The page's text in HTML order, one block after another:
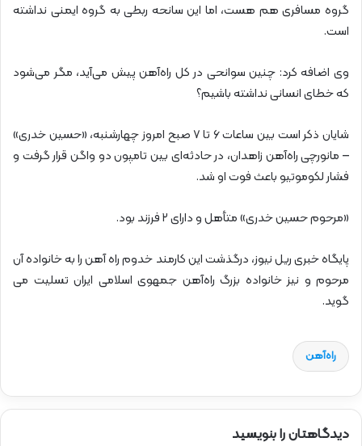
گروه مسافری هم هست، اما این سانحه ربطی به گروه ایمنی نداشته
است.
وی اضافه کرد: چنین سوانحی در کل راه‌آهن پیش می‌آید، مگر می‌شود
که خطای انسانی نداشته باشیم؟
شایان ذکر است بین ساعات ۶ تا ۷ صبح امروز چهارشنبه، «حسین خدری»
– مانورچی راه‌آهن زاهدان، در حادثه‌ای بین تامپون دو واگن قرار گرفت و
فشار لکوموتیو باعث فوت او شد.
«مرحوم حسین خدری» متأهل و دارای ۲ فرزند بود.
پایگاه خبری ریل نیوز، درگذشت این کارمند خدوم راه آهن را به خانواده آن
مرحوم و نیز خانواده بزرگ راه‌آهن جمهوی اسلامی ایران تسلیت می
گوید.
راه‌آهن
دیدگاهتان را بنویسید